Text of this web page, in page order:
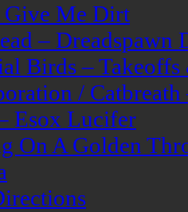
Give Me Dirt
– Dreadspawn
Birds –
/
Esox Lucifer
On A Golden